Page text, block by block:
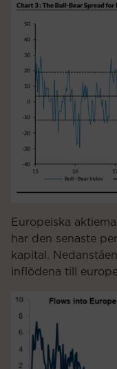
Europeiska
har den senaste
kapital.
inflödena till